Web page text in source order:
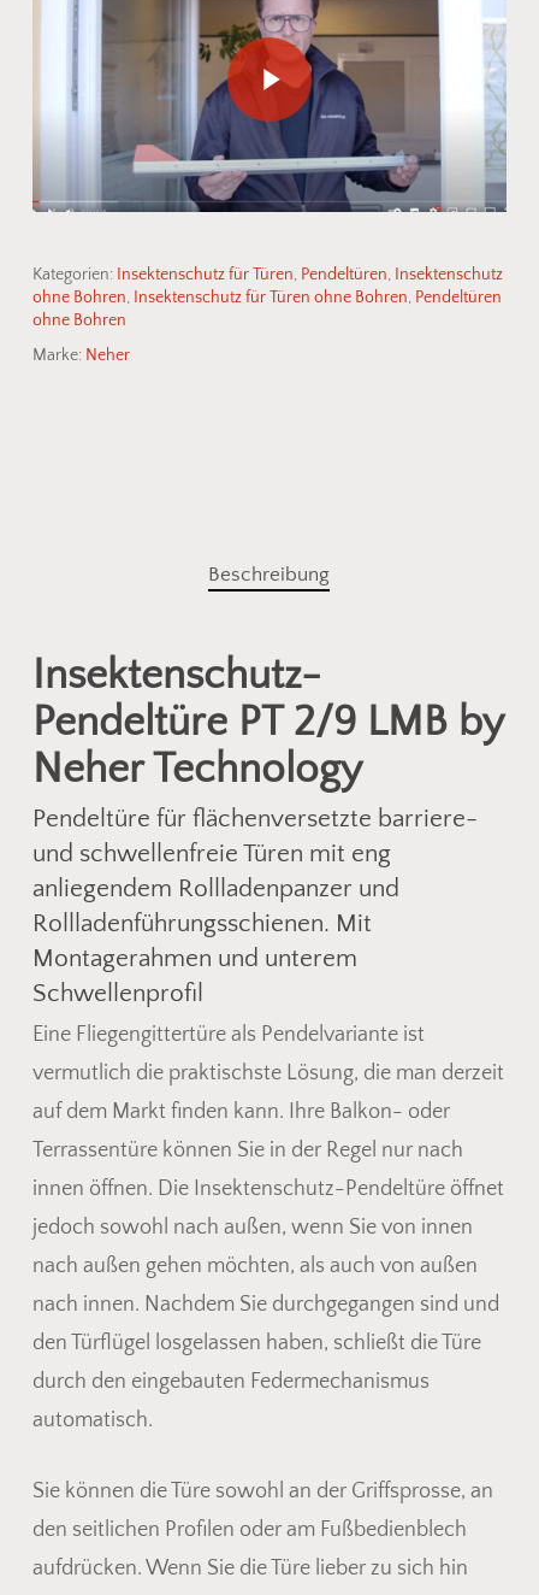
Es befinden sich keine Produkte
im Warenkorb.
Play Video
Kategorien: Insektenschutz für Türen, Pendeltüren, Insektenschutz
ohne Bohren, Insektenschutz für Türen ohne Bohren, Pendeltüren
ohne Bohren
Marke: Neher
Beschreibung
Insektenschutz-
Pendeltüre PT 2/9 LMB by
Neher Technology
Pendeltüre für flächenversetzte barriere-
und schwellenfreie Türen mit eng
anliegendem Rollladenpanzer und
Rollladenführungsschienen. Mit
Montagerahmen und unterem
Schwellenprofil
Eine Fliegengittertüre als Pendelvariante ist
vermutlich die praktischste Lösung, die man derzeit
auf dem Markt finden kann. Ihre Balkon- oder
Terrassentüre können Sie in der Regel nur nach
innen öffnen. Die Insektenschutz-Pendeltüre öffnet
jedoch sowohl nach außen, wenn Sie von innen
nach außen gehen möchten, als auch von außen
nach innen. Nachdem Sie durchgegangen sind und
den Türflügel losgelassen haben, schließt die Türe
durch den eingebauten Federmechanismus
automatisch.
Sie können die Türe sowohl an der Griffsprosse, an
den seitlichen Profilen oder am Fußbedienblech
aufdrücken. Wenn Sie die Türe lieber zu sich hin